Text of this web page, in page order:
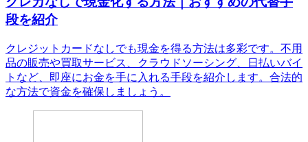
段を紹介
クレジットカードなしでも現金を得る方法は多彩です。不用
品の販売や買取サービス、クラウドソーシング、日払いバイ
トなど、即座にお金を手に入れる手段を紹介します。合法的
な方法で資金を確保しましょう。